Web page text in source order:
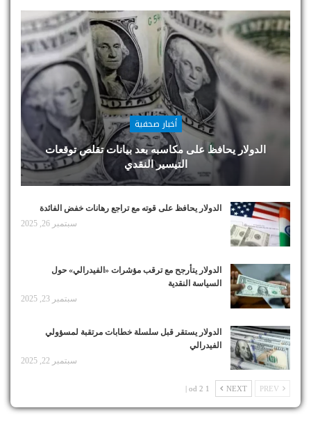
أخبار صحفية
الدولار يحافظ على مكاسبه بعد بيانات تقلص توقعات
التيسير النقدي
الدولار يحافظ على قوته مع تراجع رهانات خفض الفائدة
سبتمبر 26, 2025
الدولار يتأرجح مع ترقب مؤشرات «الفيدرالي» حول
السياسة النقدية
سبتمبر 23, 2025
الدولار يستقر قبل سلسلة خطابات مرتقبة لمسؤولي
الفيدرالي
سبتمبر 22, 2025
NEXT
1 od 2 |